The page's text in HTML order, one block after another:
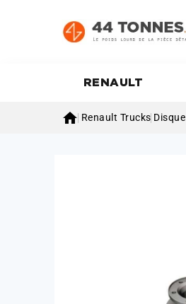
RENAULT
 Renault Trucks Disque